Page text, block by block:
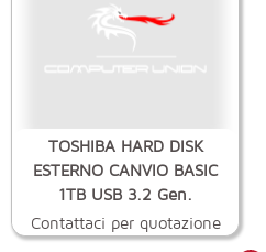
TOSHIBA HARD DISK
ESTERNO CANVIO BASIC
1TB USB 3.2 Gen.
Contattaci per quotazione